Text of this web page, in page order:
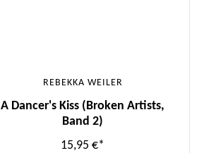
REBEKKA WEILER
A Dancer's Kiss (Broken Artists,
Band 2)
15,95 €*